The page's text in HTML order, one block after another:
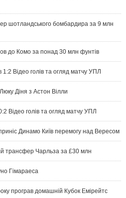
шотландського бомбардира за 9 млн
до Комо за понад 30 млн фунтів
Відео голів та огляд матчу УПЛ
Діня з Астон Вілли
Відео голів та огляд матчу УПЛ
Динамо Київ перемогу над Вересом
трансфер Чарльза за £30 млн
Гімараеса
програв домашній Кубок Емірейтс